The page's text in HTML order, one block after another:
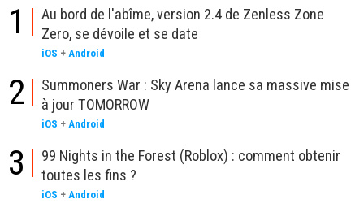
1
Au bord de l'abîme, version 2.4 de Zenless Zone
Zero, se dévoile et se date
iOS + Android
2
Summoners War : Sky Arena lance sa massive mise
à jour TOMORROW
iOS + Android
3
99 Nights in the Forest (Roblox) : comment obtenir
toutes les fins ?
iOS + Android